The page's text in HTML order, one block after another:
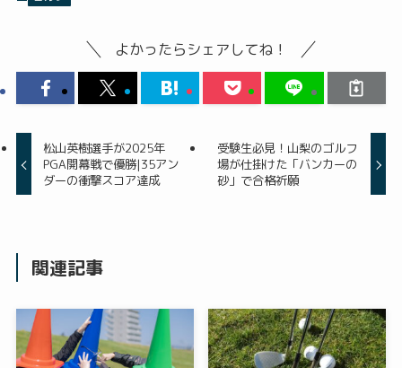
よかったらシェアしてね！
松山英樹選手が2025年
PGA開幕戦で優勝|35アン
ダーの衝撃スコア達成
受験生必見！山梨のゴルフ
場が仕掛けた「バンカーの
砂」で合格祈願
関連記事